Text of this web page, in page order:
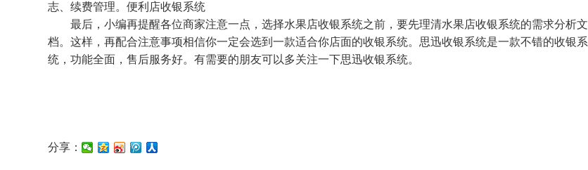
志、续费管理。便利店收银系统
最后，小编再提醒各位商家注意一点，选择水果店收银系统之前，要先理清水果店收银系统的需求分析文
档。这样，再配合注意事项相信你一定会选到一款适合你店面的收银系统。思迅收银系统是一款不错的收银系
统，功能全面，售后服务好。有需要的朋友可以多关注一下思迅收银系统。
分享：